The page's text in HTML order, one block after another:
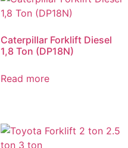
Caterpillar Forklift Diesel
1,8 Ton (DP18N)
Read more